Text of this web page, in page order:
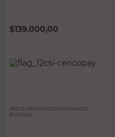
$139.000,00
PRECIO SIN IMPUESTOS NACIONALES:
$114.876,04